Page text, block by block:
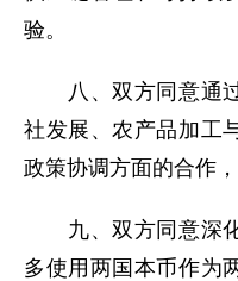
验。
八、双方同意通过
社发展、农产品加工
政策协调方面的合作
九、双方同意深化
多使用两国本币作为